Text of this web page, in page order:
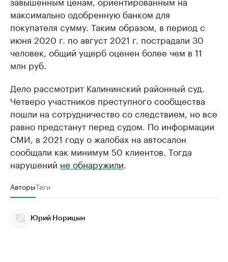
максимально одобренную банком для
покупателя сумму. Таким образом, в период с
июня 2020 г. по август 2021 г. пострадали 30
человек, общий ущерб оценен более чем в 11
млн руб.
Дело рассмотрит Калининский районный суд.
Четверо участников преступного сообщества
пошли на сотрудничество со следствием, но все
равно предстанут перед судом. По информации
СМИ, в 2021 году о жалобах на автосалон
сообщали как минимум 50 клиентов. Тогда
нарушений не обнаружили.
АвторыТеги
Юрий Норицын